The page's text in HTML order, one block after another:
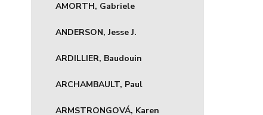
AMORTH, Gabriele
ANDERSON, Jesse J.
ARDILLIER, Baudouin
ARCHAMBAULT, Paul
ARMSTRONGOVÁ, Karen